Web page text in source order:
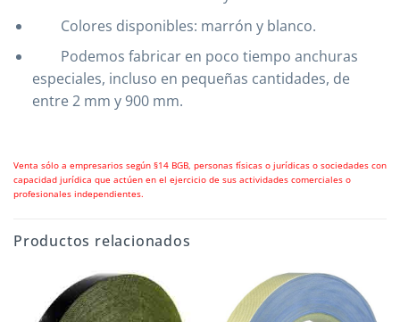
Colores disponibles: marrón y blanco.
Podemos fabricar en poco tiempo anchuras
especiales, incluso en pequeñas cantidades, de
entre 2 mm y 900 mm.
Venta sólo a empresarios según §14 BGB, personas físicas o jurídicas o sociedades con
capacidad jurídica que actúen en el ejercicio de sus actividades comerciales o
profesionales independientes.
Productos relacionados